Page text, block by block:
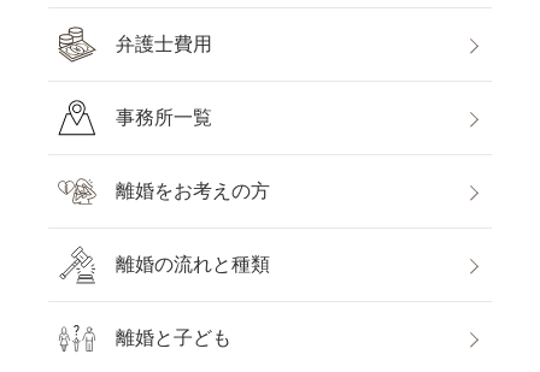
弁護士費用
事務所一覧
離婚をお考えの方
離婚の流れと種類
離婚と子ども